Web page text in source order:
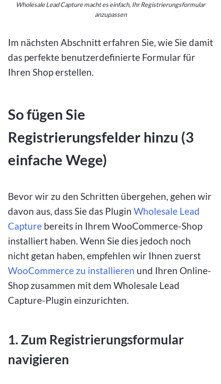
Wholesale Lead Capture macht es einfach, Ihr Registrierungsformular
anzupassen
Im nächsten Abschnitt erfahren Sie, wie Sie damit
das perfekte benutzerdefinierte Formular für
Ihren Shop erstellen.
So fügen Sie
Registrierungsfelder hinzu (3
einfache Wege)
Bevor wir zu den Schritten übergehen, gehen wir
davon aus, dass Sie das Plugin Wholesale Lead
Capture bereits in Ihrem WooCommerce-Shop
installiert haben. Wenn Sie dies jedoch noch
nicht getan haben, empfehlen wir Ihnen zuerst
WooCommerce zu installieren und Ihren Online-
Shop zusammen mit dem Wholesale Lead
Capture-Plugin einzurichten.
1. Zum Registrierungsformular
navigieren